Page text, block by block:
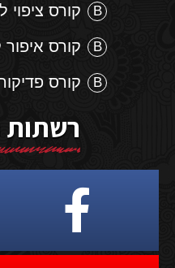
קורס ציפוי
קורס
קורס
רשתות